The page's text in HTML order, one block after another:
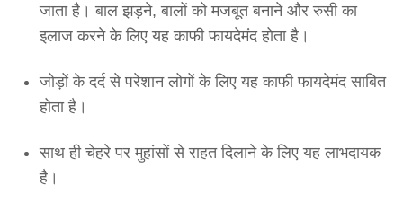
जाता है। बाल झड़ने, बालों को मजबूत बनाने और रुसी का
इलाज करने के लिए यह काफी फायदेमंद होता है।
जोड़ों के दर्द से परेशान लोगों के लिए यह काफी फायदेमंद साबित
होता है।
साथ ही चेहरे पर मुहांसों से राहत दिलाने के लिए यह लाभदायक
है।